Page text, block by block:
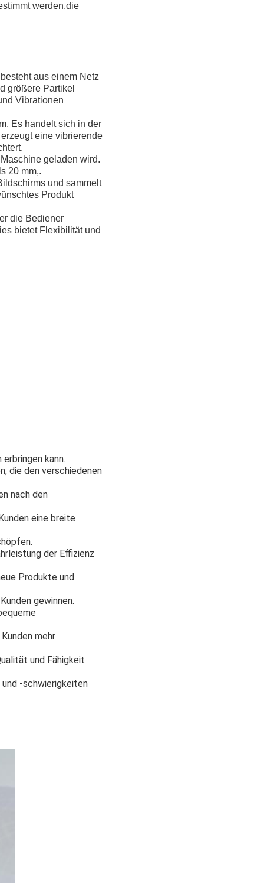
werden.die
aus einem Netz
größere Partikel
Vibrationen
Es handelt sich in der
eine vibrierende
geladen wird.
20 mm,.
und sammelt
Produkt
die Bediener
bietet Flexibilität und
kann.
die den verschiedenen
nach den
eine breite
der Effizienz
Produkte und
gewinnen.
mehr
und Fähigkeit
-schwierigkeiten